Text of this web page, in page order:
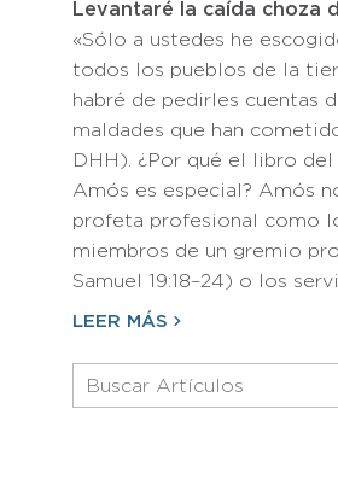
Levantaré la caída choza
«Sólo a ustedes he
todos los pueblos de la
habré de pedirles cuentas
maldades que han
DHH). ¿Por qué el libro
Amós es especial? Amós
profeta profesional como
miembros de un gremio
Samuel 19:18–24) o los
LEER MÁS